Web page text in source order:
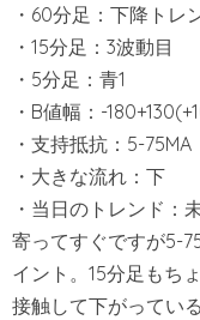
・60分足：下降トレ
・15分足：3波動目
・5分足：青1
・B値幅：-
・支持抵抗：5-75MA
・大きな流れ：下
・当日のトレンド：
寄ってすぐですが5-
イント。15分足もち
接触して下がってい